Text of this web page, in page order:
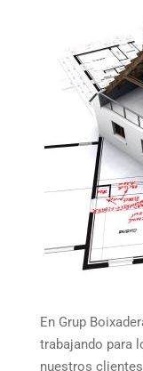
En Grup
trabajando para
nuestros